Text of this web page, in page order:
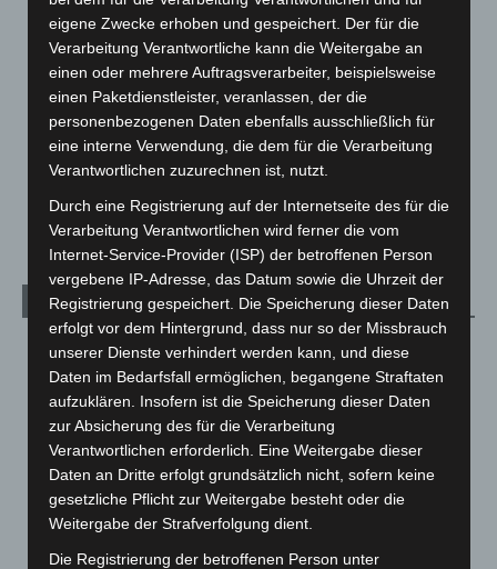
Hannover und Region
Langenhagen und Ortsteile
Leserbriefe
Über uns
Veranstaltungen
Welt
1.269
Archiv
August 2026(10)
Juli 2026(73)
Juni 2026 (139)
Mai 2026(99)
April 2026(99)
März 2026(115)
Februar 2026
eigene Zwecke erhoben und gespeichert. Der für die
Verarbeitung Verantwortliche kann die Weitergabe an
einen oder mehrere Auftragsverarbeiter, beispielsweise
einen Paketdienstleister, veranlassen, der die
personenbezogenen Daten ebenfalls ausschließlich für
eine interne Verwendung, die dem für die Verarbeitung
Verantwortlichen zuzurechnen ist, nutzt.
Durch eine Registrierung auf der Internetseite des für die
Verarbeitung Verantwortlichen wird ferner die vom
Internet-Service-Provider (ISP) der betroffenen Person
vergebene IP-Adresse, das Datum sowie die Uhrzeit der
Registrierung gespeichert. Die Speicherung dieser Daten
erfolgt vor dem Hintergrund, dass nur so der Missbrauch
unserer Dienste verhindert werden kann, und diese
Daten im Bedarfsfall ermöglichen, begangene Straftaten
aufzuklären. Insofern ist die Speicherung dieser Daten
zur Absicherung des für die Verarbeitung
Verantwortlichen erforderlich. Eine Weitergabe dieser
Daten an Dritte erfolgt grundsätzlich nicht, sofern keine
gesetzliche Pflicht zur Weitergabe besteht oder die
Weitergabe der Strafverfolgung dient.
Die Registrierung der betroffenen Person unter